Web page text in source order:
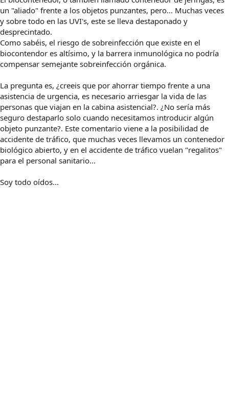
un "aliado" frente a los objetos punzantes, pero... Muchas veces
y sobre todo en las UVI's, este se lleva destaponado y
desprecintado.
Como sabéis, el riesgo de sobreinfección que existe en el
biocontendor es altísimo, y la barrera inmunológica no podría
compensar semejante sobreinfección orgánica.
La pregunta es, ¿creeis que por ahorrar tiempo frente a una
asistencia de urgencia, es necesario arriesgar la vida de las
personas que viajan en la cabina asistencial?. ¿No sería más
seguro destaparlo solo cuando necesitamos introducir algún
objeto punzante?. Este comentario viene a la posibilidad de
accidente de tráfico, que muchas veces llevamos un contenedor
biológico abierto, y en el accidente de tráfico vuelan "regalitos"
para el personal sanitario...
Soy todo oídos...